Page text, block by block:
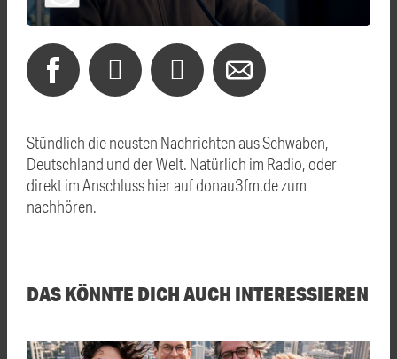
Stündlich die neusten Nachrichten aus Schwaben,
Deutschland und der Welt. Natürlich im Radio, oder
direkt im Anschluss hier auf donau3fm.de zum
nachhören.
DAS KÖNNTE DICH AUCH INTERESSIEREN